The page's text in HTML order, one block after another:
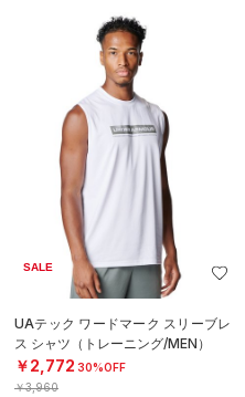
SALE
UAテック ワードマーク スリーブレ
ス シャツ（トレーニング/MEN）
￥2,772 30%OFF
￥3,960